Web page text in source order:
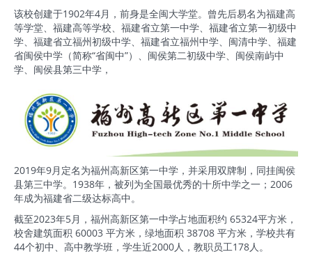
该校创建于1902年4月，前身是全闽大学堂。曾先后易名为福建高
等学堂、福建高等学校、福建省立第一中学、福建省立第一初级中
学、福建省立福州初级中学、福建省立福州中学、闽清中学、福建
省闽侯中学（简称“省闽中”）、闽侯第二初级中学、闽侯南屿中
学、闽侯县第三中学，
2019年9月定名为福州高新区第一中学，并采用双牌制，同挂闽侯
县第三中学。1938年，被列为全国最优秀的十所中学之一；2006
年成为福建省二级达标高中。
截至2023年5月，福州高新区第一中学占地面积约 65324平方米，
校舍建筑面积 60003 平方米，绿地面积 38708 平方米，学校共有
44个初中、高中教学班，学生近2000人，教职员工178人。